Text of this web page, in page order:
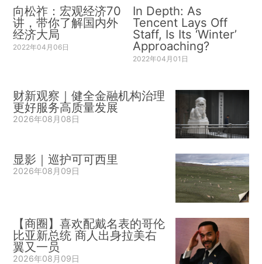
向松祚：宏观经济70
讲，带你了解国内外
经济大局
2022年04月06日
In Depth: As
Tencent Lays Off
Staff, Is Its ‘Winter’
Approaching?
2022年04月01日
财新观察｜健全金融机构治理
更好服务高质量发展
2026年08月08日
显影｜巡护可可西里
2026年08月09日
【商圈】喜欢配戴名表的哥伦
比亚新总统 商人出身拉美右
翼又一员
2026年08月09日